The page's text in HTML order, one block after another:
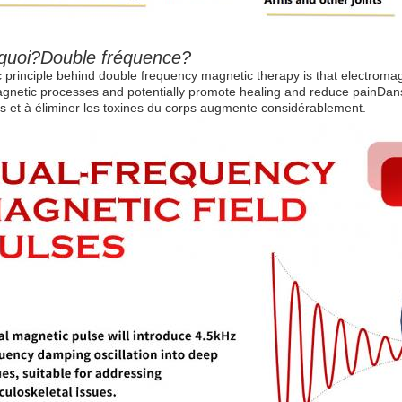
Double fréquence?
principle behind double frequency magnetic therapy is that
processes and potentially promote healing and reduce
et à éliminer les toxines du corps augmente considérablement.